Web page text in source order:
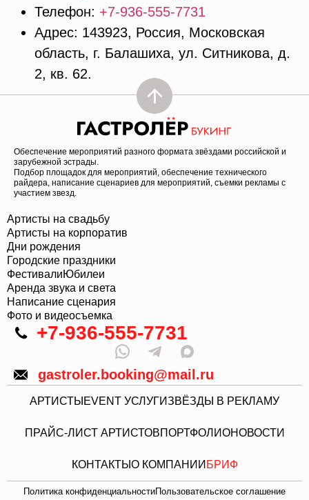
Телефон: +7-936-555-7731
Адрес: 143923, Россия, Московская
область, г. Балашиха, ул. Ситникова, д.
2, кв. 62.
Обеспечение мероприятий разного формата звёздами российской и
зарубежной эстрады.
Подбор площадок для мероприятий, обеспечение технического
райдера, написание сценариев для мероприятий, съемки рекламы с
участием звезд.
Артисты на свадьбу
Артисты на корпоратив
Дни рождения
Городские праздники
ФестивалиЮбилеи
Аренда звука и света
Написание сценария
Фото и видеосъемка
+7-936-555-7731
gastroler.booking@mail.ru
АРТИСТЫ EVENT УСЛУГИЗВЁЗДЫ В РЕКЛАМУ
ПРАЙС-ЛИСТ АРТИСТОВПОРТФОЛИОНОВОСТИ
КОНТАКТЫ О КОМПАНИИ БРИФ
Политика конфиденциальностиПользовательское соглашение